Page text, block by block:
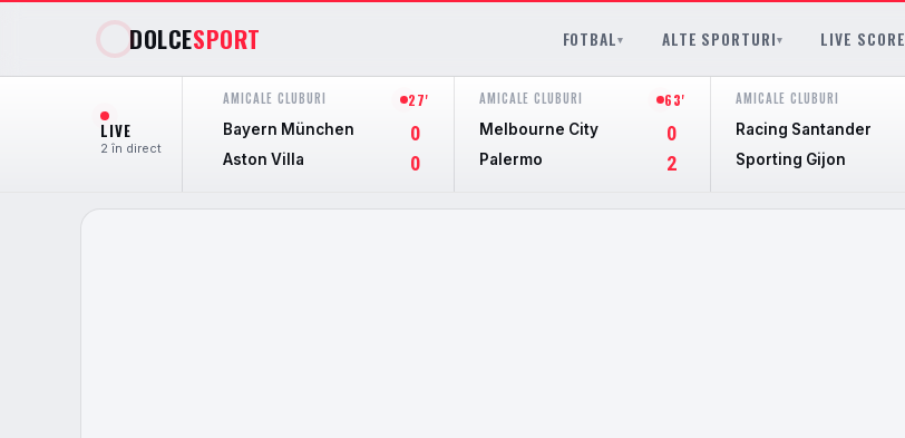
DOLCESPORT FOTBAL▾ ALTE SPORTURI▾ LIVE SCORE
LIVE
2 în direct
AMICALE CLUBURI 27'
Bayern München 0
Aston Villa 0
AMICALE CLUBURI 63'
Melbourne City 0
Palermo 2
AMICALE CLUBURI
Racing Santander
Sporting Gijon